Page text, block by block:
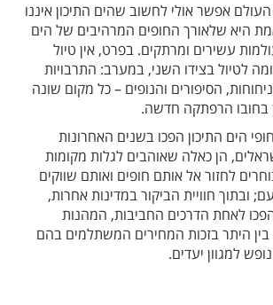
אפשר אולי לחשוב שהים התיכון איננו
היא שלאורך החופים המרהיבים של הים
עשירים ומרתקים. בפרט, אין טיול
לטיול בצידו השני, במערב: התרבויות
הסיפורים והנופים – כל מקום שונה
בחובו הרפתקה חדשה.
הים התיכון הפכו בשנים האחרונות
הן כאלה שאוהבים לגלות מקומות
לחזור אל אותם חופים ואותם שווקים
ובתוך חוויית הביקור במדינות אחרות,
לאחת הדרכים החביבות, המהנות
בין היתר בזכות המחירים המשתלמים בהם
למגוון יעדים.